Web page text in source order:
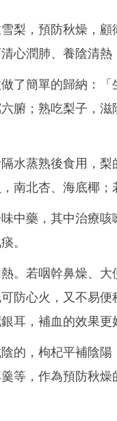
梨，預防秋燥，顧
心潤肺、養陰清熱
了簡單的歸納：
腑；熟吃梨子，
水蒸熟後食用，
南北杏、海底椰；
中藥，其中治療
。
。若咽幹鼻燥、
防心火，又不易
耳，補血的效果更
的，枸杞平補陰
等，作為預防秋燥